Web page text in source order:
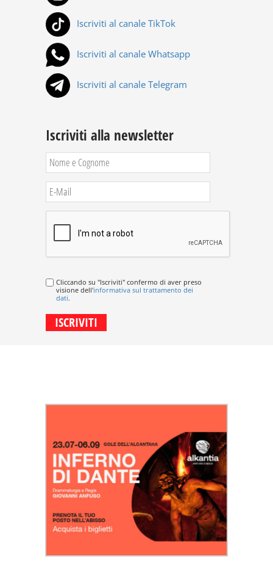
Iscriviti al canale TikTok
Iscriviti al canale Whatsapp
Iscriviti al canale Telegram
Iscriviti alla newsletter
Cliccando su "Iscriviti" confermo di aver preso
visione dell'informativa sul trattamento dei
dati.